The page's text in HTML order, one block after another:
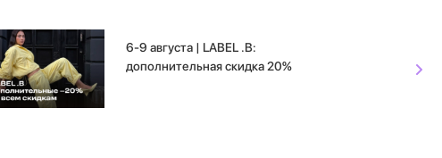
6-9 августа | LABEL .B:
дополнительная скидка 20%